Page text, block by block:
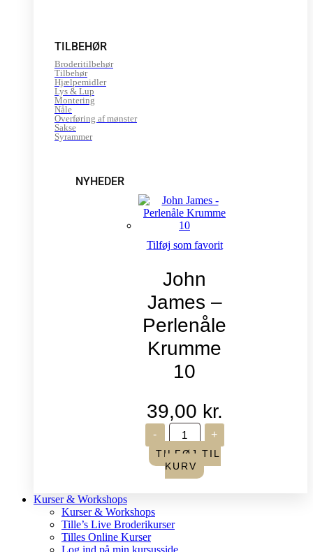
TILBEHØR
Broderitilbehør
Tilbehør
Hjælpemidler
Lys & Lup
Montering
Nåle
Overføring af mønster
Sakse
Syrammer
NYHEDER
Tilføj som favorit
John
James –
Perlenåle
Krumme
10
39,00 kr.
-
John
James
-
Perlenåle
Krumme
+
TILFØJ TIL
KURV
Kurser & Workshops
Kurser & Workshops
Tille’s Live Broderikurser
Tilles Online Kurser
Log ind på min kursusside